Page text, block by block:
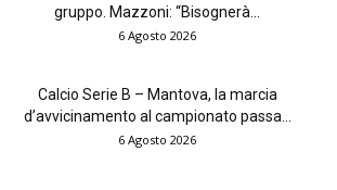
gruppo. Mazzoni: “Bisognerà...
6 Agosto 2026
Calcio Serie B – Mantova, la marcia
d’avvicinamento al campionato passa...
6 Agosto 2026